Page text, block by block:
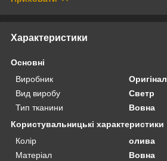
Характеристики
Основні
Виробник
Оригінал
Вид виробу
Светр
Тип тканини
Вовна
Користувальницькі характеристики
Колір
олива
Матеріал
Вовна